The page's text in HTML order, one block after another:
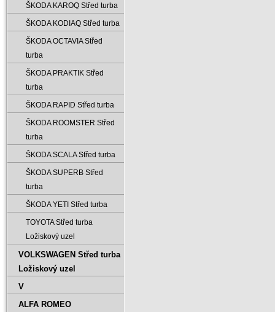
ŠKODA KAROQ Střed turba
ŠKODA KODIAQ Střed turba
ŠKODA OCTAVIA Střed
turba
ŠKODA PRAKTIK Střed
turba
ŠKODA RAPID Střed turba
ŠKODA ROOMSTER Střed
turba
ŠKODA SCALA Střed turba
ŠKODA SUPERB Střed
turba
ŠKODA YETI Střed turba
TOYOTA Střed turba
Ložiskový uzel
VOLKSWAGEN Střed turba
Ložiskový uzel
V
ALFA ROMEO